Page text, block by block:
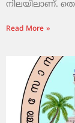
നിലയിലാണ്.
Read More »